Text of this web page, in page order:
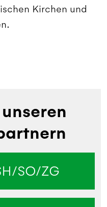
Kirchen und
SO/ZG